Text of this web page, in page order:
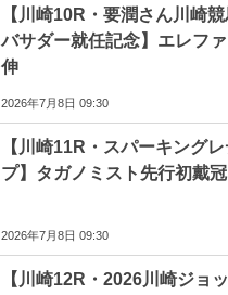
【川崎10R・要潤さん川崎
バサダー就任記念】エレフ
伸
2026年7月8日 09:30
【川崎11R・スパーキング
プ】タガノミスト先行初戴冠
2026年7月8日 09:30
【川崎12R・2026川崎ジョ